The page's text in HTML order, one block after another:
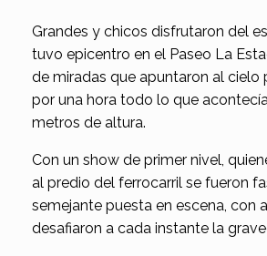
Grandes y chicos disfrutaron del
tuvo epicentro en el Paseo La
de miradas que apuntaron al cielo
por una hora todo lo que
metros de altura.
Con un show de primer nivel,
al predio del ferrocarril se fueron
semejante puesta en escena, con
desafiaron a cada instante la